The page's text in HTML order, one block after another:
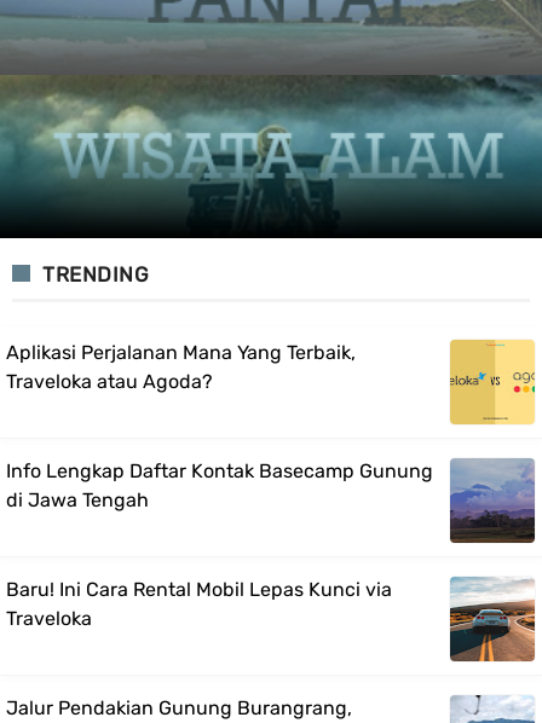
TRENDING
Aplikasi Perjalanan Mana Yang Terbaik,
Traveloka atau Agoda?
Info Lengkap Daftar Kontak Basecamp Gunung
di Jawa Tengah
Baru! Ini Cara Rental Mobil Lepas Kunci via
Traveloka
Jalur Pendakian Gunung Burangrang,